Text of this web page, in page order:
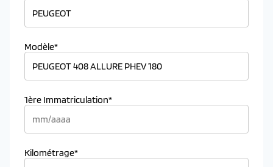
Modèle*
1ère Immatriculation*
Kilométrage*